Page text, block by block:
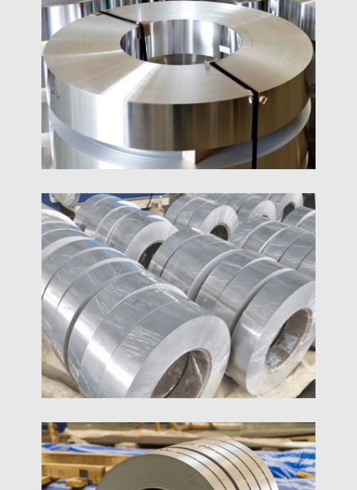
Výrobca exportuje 1060 hliníkový pás za super
nízku cenu na konci roka, najlepší produkt za
najnižšiu cenu
1 Palcové Široké Hliníkové Pásy
Prispôsobená šírka hliníkového pásu, vysoká
čistota, výrobca pásov z hliníkovej zliatiny s
vynikajúcou odolnosťou proti korózii, 1palcový
hliníkový pásik, 1/2 palcový hliníkový pásik.
1050 Hliníkový Pásik
Vysoká čistota 1000 sériová hliníková pásová